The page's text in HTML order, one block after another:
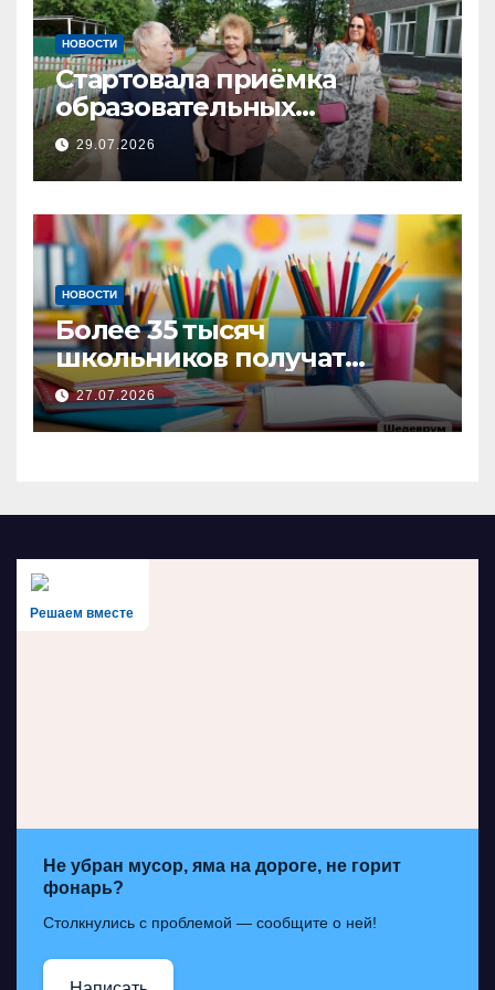
НОВОСТИ
Стартовала приёмка
образовательных
учреждений: за два дня
комиссия проверила
несколько школ и детских
садов.
29.07.2026
НОВОСТИ
Более 35 тысяч
школьников получат
выплаты к учебному году
27.07.2026
Решаем вместе
Не убран мусор, яма на дороге, не горит
фонарь?
Столкнулись с проблемой — сообщите о ней!